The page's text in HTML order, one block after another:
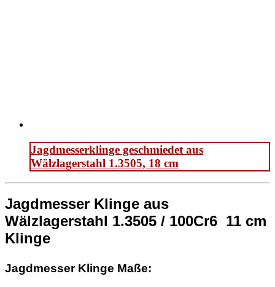
Jagdmesserklinge geschmiedet aus
Wälzlagerstahl 1.3505, 18 cm
Jagdmesser Klinge aus
Wälzlagerstahl 1.3505 / 100Cr6 11 cm
Klinge
Jagdmesser Klinge Maße: